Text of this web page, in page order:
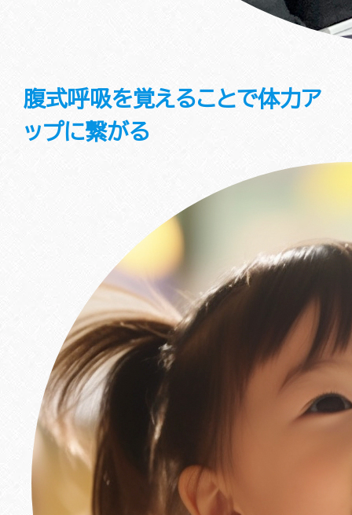
腹式呼吸を覚えることで体力ア
ップに繋がる